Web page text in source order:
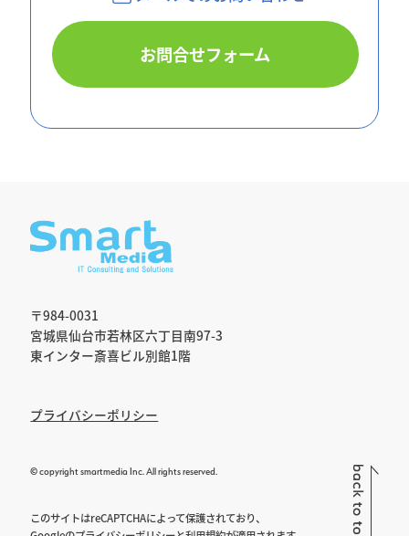
お問合せフォーム
〒984-0031
宮城県仙台市若林区六丁目南97-3
東インター斎喜ビル別館1階
プライバシーポリシー
© copyright smartmedia Inc. All rights reserved.
このサイトはreCAPTCHAによって保護されており、